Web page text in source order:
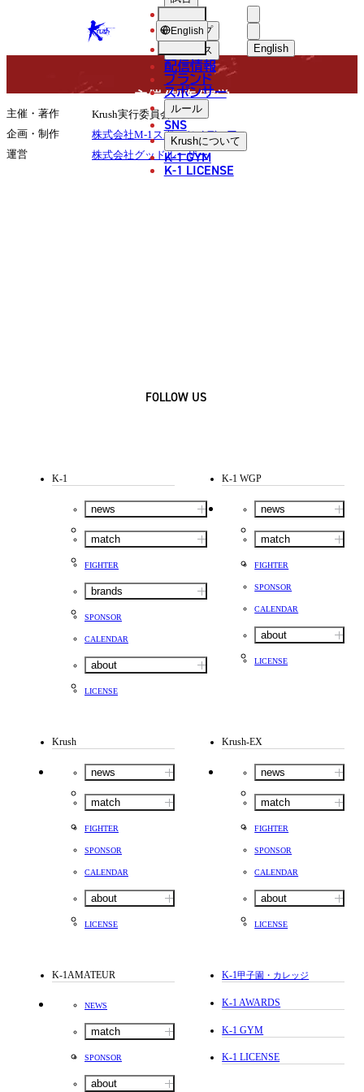
KRUSH English
ショップ
ニュース
配信情報
ブランド
スポンサー
ルール
SNS
Krushについて
K-1 GYM
K-1 LICENSE
English
COMPANY
主催/制作/運営
主催・著作
Krush実行委員会
企画・制作
株式会社M-1スポーツメディア
運営
株式会社グッドルーザー
FOLLOW US
K-1
news
match
FIGHTER
brands
SPONSOR
CALENDAR
about
LICENSE
K-1 WGP
news
match
FIGHTER
SPONSOR
CALENDAR
about
LICENSE
Krush
news
match
FIGHTER
SPONSOR
CALENDAR
about
LICENSE
Krush-EX
news
match
FIGHTER
SPONSOR
CALENDAR
about
LICENSE
K-1AMATEUR
NEWS
match
SPONSOR
about
K-1甲子園・カレッジ
K-1 AWARDS
K-1 GYM
K-1 LICENSE